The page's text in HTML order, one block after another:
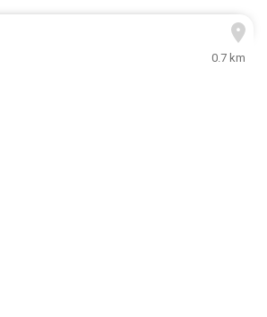
0.7 km